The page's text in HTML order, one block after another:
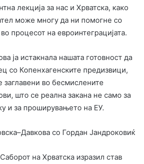
лекција за нас и Хрватска, како
може многу да ни помогне со
процесот на евроинтеграцијата.
ја истакнала нашата готовност да
со Копенхагенските предизвици,
во бесмислените
што се реална закана не само за
и за проширувањето на ЕУ.
на Хрватска изразил став